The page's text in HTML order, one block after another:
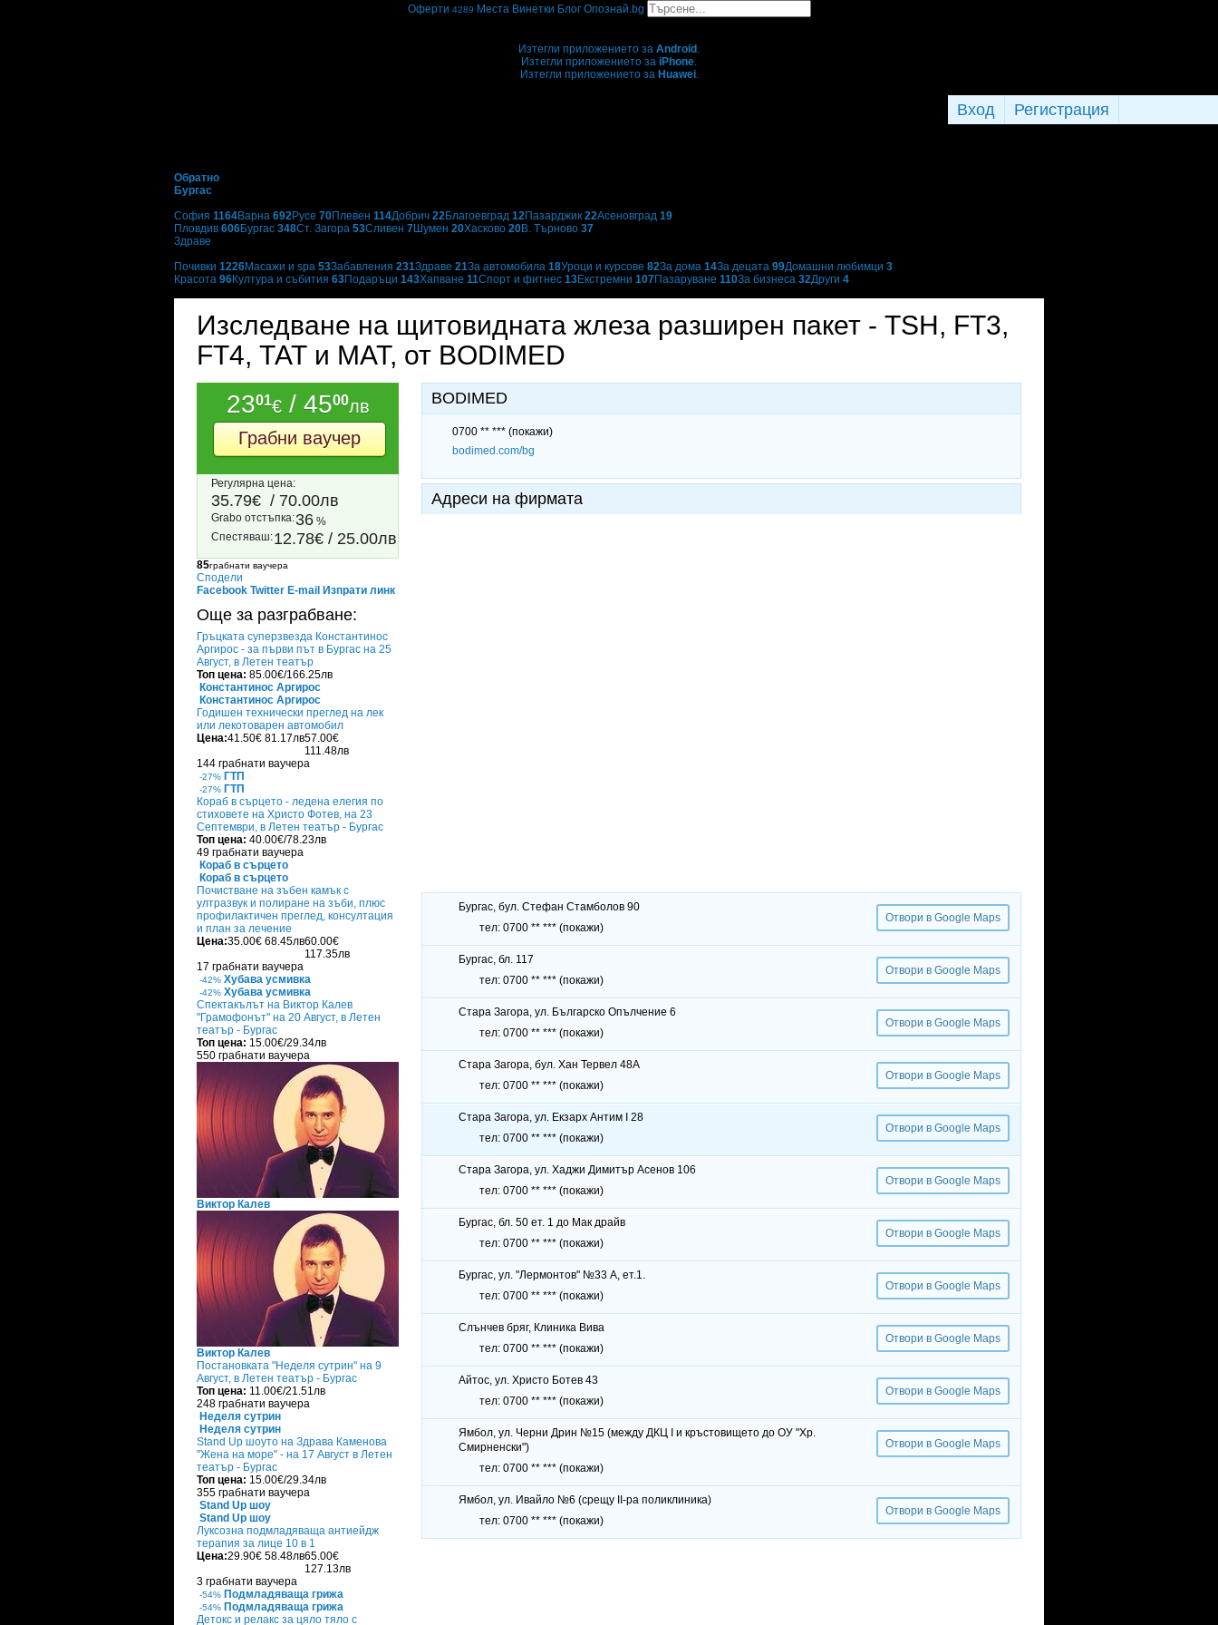
Оферти 4289 Места Винетки Блог Опознай.bg
Изтегли приложението за Android .
Изтегли приложението за iPhone.
Изтегли приложението за Huawei.
Регистрация
Вход
Обратно
Бургас
София 1164Варна 692Русе 70Плевен 114Добрич 22Благоевград 12Пазарджик 22Асеновград 19
Пловдив 606Бургас 348Ст. Загора 53Сливен 7Шумен 20Хасково 20В. Търново 37
Здраве
Почивки 1226Масажи и spa 53Забавления 231Здраве 21За автомобила 18Уроци и курсове 82За дома 14За децата 99Домашни любимци 3
Красота 96Култура и събития 63Подаръци 143Хапване 11Спорт и фитнес 13Екстремни 107Пазаруване 110За бизнеса 32Други 4
Изследване на щитовидната жлеза разширен пакет - TSH, FT3,
FT4, ТАТ и МАТ, от BODIMED
2301€/ 4500лв
Грабни ваучер
Регулярна цена:
35.79€ / 70.00лв
Grabo oтстъпка:36 %
Спестяваш:12.78€ / 25.00лв
85грабнати ваучера
Сподели
Facebook Twitter E-mail Изпрати линк
Още за разграбване:
Гръцката суперзвезда Константинос
Аргирос - за първи път в Бургас на 25
Август, в Летен театър
Топ цена: 85.00€/166.25лв
Константинос Аргирос
Константинос Аргирос
Годишен технически преглед на лек
или лекотоварен автомобил
Цена:41.50€ 81.17лв57.00€
111.48лв
144 грабнати ваучера
-27% ГТП
-27% ГТП
Кораб в сърцето - ледена елегия по
стиховете на Христо Фотев, на 23
Септември, в Летен театър - Бургас
Топ цена: 40.00€/78.23лв
49 грабнати ваучера
Кораб в сърцето
Кораб в сърцето
Почистване на зъбен камък с
ултразвук и полиране на зъби, плюс
профилактичен преглед, консултация
и план за лечение
Цена:35.00€ 68.45лв60.00€
117.35лв
17 грабнати ваучера
-42% Хубава усмивка
-42% Хубава усмивка
Спектакълът на Виктор Калев
"Грамофонът" на 20 Август, в Летен
театър - Бургас
Топ цена: 15.00€/29.34лв
550 грабнати ваучера
Виктор Калев
Виктор Калев
Постановката "Неделя сутрин" на 9
Август, в Летен театър - Бургас
Топ цена: 11.00€/21.51лв
248 грабнати ваучера
Неделя сутрин
Неделя сутрин
Stand Up шоуто на Здрава Каменова
"Жена на море" - на 17 Август в Летен
театър - Бургас
Топ цена: 15.00€/29.34лв
355 грабнати ваучера
Stand Up шоу
Stand Up шоу
Луксозна подмладяваща антиейдж
терапия за лице 10 в 1
Цена:29.90€ 58.48лв65.00€
127.13лв
3 грабнати ваучера
-54% Подмладяваща грижа
-54% Подмладяваща грижа
Детокс и релакс за цяло тяло с
BODIMED
0700 ** *** (покажи)
bodimed.com/bg
Адреси на фирмата
Отвори в Google Maps
Бургас, бул. Стефан Стамболов 90
тел: 0700 ** *** (покажи)
Отвори в Google Maps
Бургас, бл. 117
тел: 0700 ** *** (покажи)
Отвори в Google Maps
Стара Загора, ул. Българско Опълчение 6
тел: 0700 ** *** (покажи)
Отвори в Google Maps
Стара Загора, бул. Хан Тервел 48А
тел: 0700 ** *** (покажи)
Отвори в Google Maps
Стара Загора, ул. Екзарх Антим I 28
тел: 0700 ** *** (покажи)
Отвори в Google Maps
Стара Загора, ул. Хаджи Димитър Асенов 106
тел: 0700 ** *** (покажи)
Отвори в Google Maps
Бургас, бл. 50 ет. 1 до Мак драйв
тел: 0700 ** *** (покажи)
Отвори в Google Maps
Бургас, ул. "Лермонтов" №33 А, ет.1.
тел: 0700 ** *** (покажи)
Отвори в Google Maps
Слънчев бряг, Клиника Вива
тел: 0700 ** *** (покажи)
Отвори в Google Maps
Айтос, ул. Христо Ботев 43
тел: 0700 ** *** (покажи)
Отвори в Google Maps
Ямбол, ул. Черни Дрин №15 (между ДКЦ І и кръстовището до ОУ "Хр.
Смирненски")
тел: 0700 ** *** (покажи)
Отвори в Google Maps
Ямбол, ул. Ивайло №6 (срещу ІІ-ра поликлиника)
тел: 0700 ** *** (покажи)